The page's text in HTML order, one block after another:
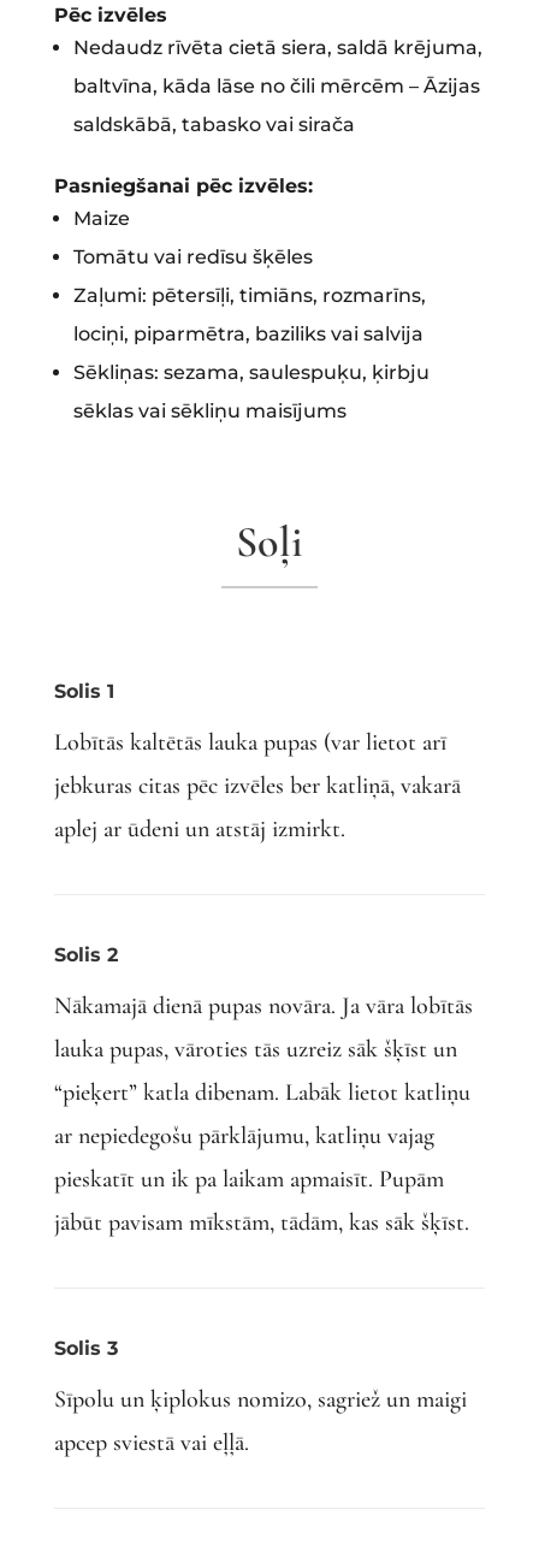
Pēc izvēles
Nedaudz rīvēta cietā siera, saldā krējuma,
baltvīna, kāda lāse no čili mērcēm – Āzijas
saldskābā, tabasko vai sirača
Pasniegšanai pēc izvēles:
Maize
Tomātu vai redīsu šķēles
Zaļumi: pētersīļi, timiāns, rozmarīns,
lociņi, piparmētra, baziliks vai salvija
Sēkliņas: sezama, saulespuķu, ķirbju
sēklas vai sēkliņu maisījums
Soļi
Solis 1
Lobītās kaltētās lauka pupas (var lietot arī
jebkuras citas pēc izvēles ber katliņā, vakarā
aplej ar ūdeni un atstāj izmirkt.
Solis 2
Nākamajā dienā pupas novāra. Ja vāra lobītās
lauka pupas, vāroties tās uzreiz sāk šķīst un
“pieķert” katla dibenam. Labāk lietot katliņu
ar nepiedegošu pārklājumu, katliņu vajag
pieskatīt un ik pa laikam apmaisīt. Pupām
jābūt pavisam mīkstām, tādām, kas sāk šķīst.
Solis 3
Sīpolu un ķiplokus nomizo, sagriež un maigi
apcep sviestā vai eļļā.